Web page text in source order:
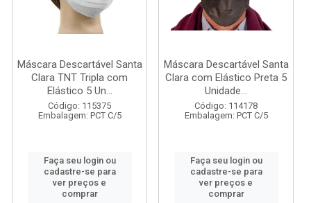
Máscara Descartável Santa
Clara TNT Tripla com
Elástico 5 Un...
Código: 115375
Embalagem: PCT C/5
Faça seu login ou
cadastre-se para
ver preços e
comprar
Máscara Descartável Santa
Clara com Elástico Preta 5
Unidade...
Código: 114178
Embalagem: PCT C/5
Faça seu login ou
cadastre-se para
ver preços e
comprar